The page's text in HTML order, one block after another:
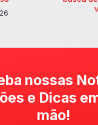
nossas
e Dicas
mão!